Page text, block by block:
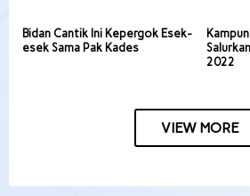
Bidan Cantik Ini Kepergok Esek-
esek Sama Pak Kades
2022
VIEW MORE